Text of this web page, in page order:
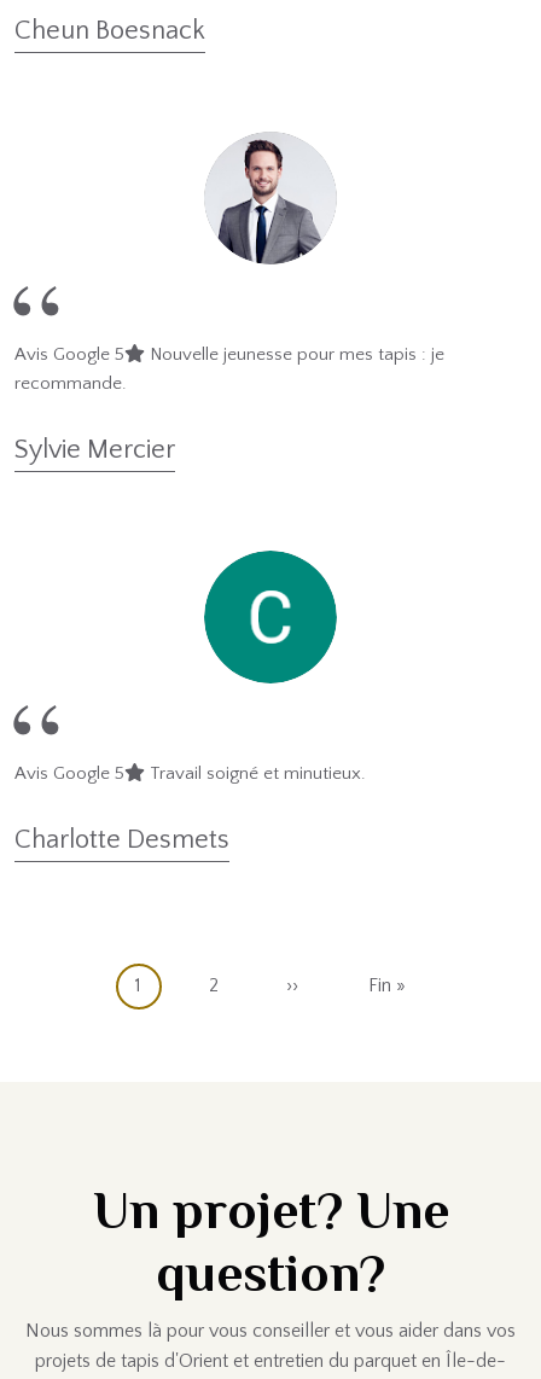
Cheun Boesnack
Avis Google 5
Nouvelle jeunesse pour mes tapis : je
recommande.
Sylvie Mercier
Avis Google 5 Travail soigné et minutieux.
Charlotte Desmets
PaginationPage courante
1 Page
2 Page suivante
›› Dernière page
Fin »
Un projet? Une
question?
Nous sommes là pour vous conseiller et vous aider dans vos
projets de tapis d'Orient et entretien du parquet en Île-de-